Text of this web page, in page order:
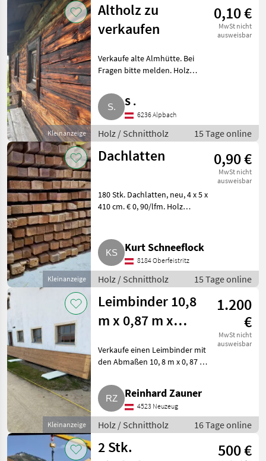
Kleinanzeige
Altholz zu
verkaufen
0,10 €
MwSt nicht
ausweisbar
Verkaufe alte Almhütte. Bei
Fragen bitte melden. Holz
S .
6236 Alpbach
Holz / Schnittholz 15 Tage online
Kleinanzeige
Dachlatten 0,90 €
MwSt nicht
ausweisbar
180 Stk. Dachlatten, neu, 4 x 5 x
410 cm. € 0, 90/lfm. Holz
Kurt Schneeflock
8184 Oberfeistritz
Holz / Schnittholz 15 Tage online
Kleinanzeige
Leimbinder 10,8
m x 0,87 m x
1.200
€
MwSt nicht
ausweisbar
Verkaufe einen Leimbinder mit
den Abmaßen 10, 8 m x 0, 87 m
Reinhard Zauner
4523 Neuzeug
Holz / Schnittholz 16 Tage online
2 Stk.
500 €